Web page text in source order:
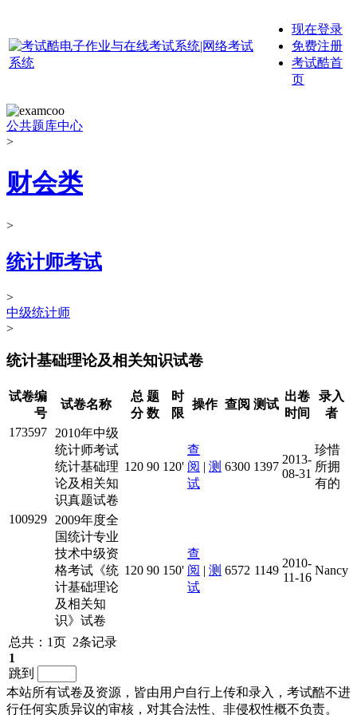
现在登录
免费注册
考试酷首
页
公共题库中心
>
财会类
>
统计师考试
>
中级统计师
>
统计基础理论及相关知识试卷
试卷编
号
试卷名称
总
分
题
数
时
限
操作 查阅 测试
出卷
时间
录入
者
173597
2010年中级
统计师考试
统计基础理
论及相关知
识真题试卷
120 90 120'
查
阅 | 测
试
6300 1397
2013-
08-31
珍惜
所拥
有的
100929
2009年度全
国统计专业
技术中级资
格考试《统
计基础理论
及相关知
识》试卷
120 90 150'
查
阅 | 测
试
6572 1149
2010-
11-16
Nancy
总共：1页 2条记录
1
跳到
本站所有试卷及资源，皆由用户自行上传和录入，考试酷不进
行任何实质异议的审核，对其合法性、非侵权性概不负责。